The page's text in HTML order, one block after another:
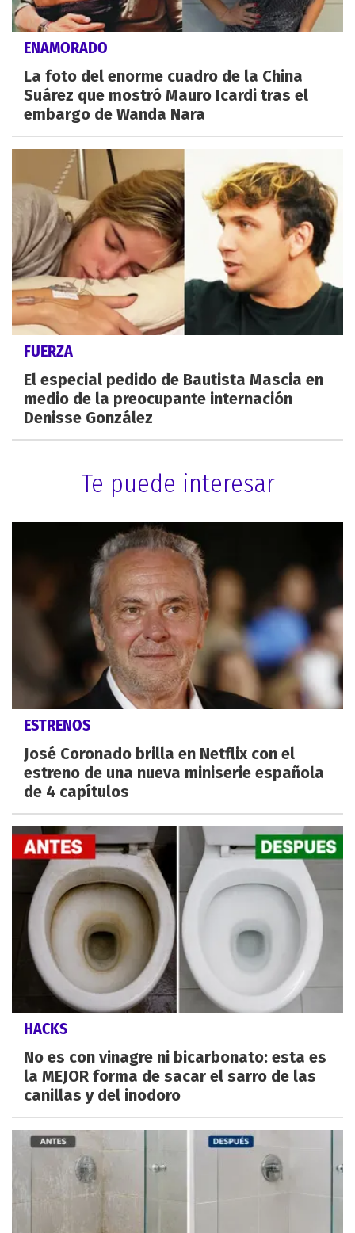
ENAMORADO
La foto del enorme cuadro de la China
Suárez que mostró Mauro Icardi tras el
embargo de Wanda Nara
FUERZA
El especial pedido de Bautista Mascia en
medio de la preocupante internación
Denisse González
Te puede interesar
ESTRENOS
José Coronado brilla en Netflix con el
estreno de una nueva miniserie española
de 4 capítulos
HACKS
No es con vinagre ni bicarbonato: esta es
la MEJOR forma de sacar el sarro de las
canillas y del inodoro